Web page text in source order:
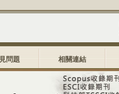
問題 相關連結